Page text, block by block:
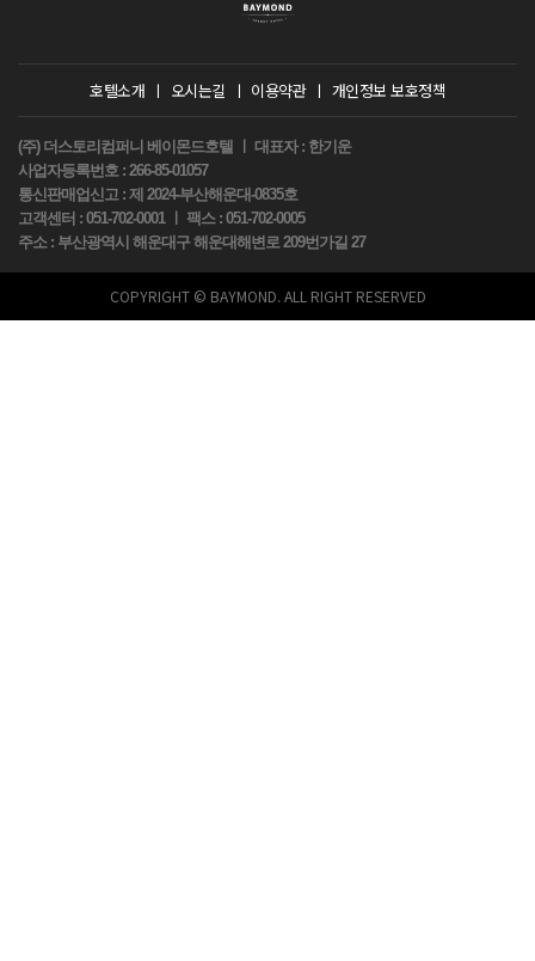
호텔소개 ㅣ 오시는길 ㅣ 이용약관 ㅣ 개인정보 보호정책
(주) 더스토리컴퍼니 베이몬드호텔 ㅣ 대표자 : 한기운
사업자등록번호 : 266-85-01057
통신판매업신고 : 제 2024-부산해운대-0835호
고객센터 : 051-702-0001 ㅣ 팩스 : 051-702-0005
주소 : 부산광역시 해운대구 해운대해변로 209번가길 27
COPYRIGHT © BAYMOND. ALL RIGHT RESERVED